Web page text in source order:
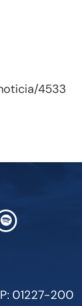
4533
01227-200